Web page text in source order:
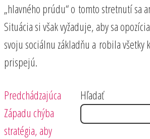
„hlavného prúdu“ o tomto stretnutí sa
Situácia si však vyžaduje, aby sa
svoju sociálnu základňu a robila všetky
prispejú.
Navigácia
v
Predchádzajúci
príspevok
Predchádzajúca
Západu chýba
stratégia, aby
Hľadať